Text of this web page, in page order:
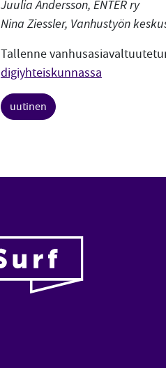
Juulia Andersson, ENTER ry
Nina Ziessler, Vanhustyön
Tallenne
digiyhteiskunnassa
uutinen